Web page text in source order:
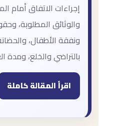
إجراءات الاتفاق أمام
والوثائق المطلوبة،
ونفقة الأطفال،
بالتراضي والخلع، ومدة
اقرأ المقالة كاملة